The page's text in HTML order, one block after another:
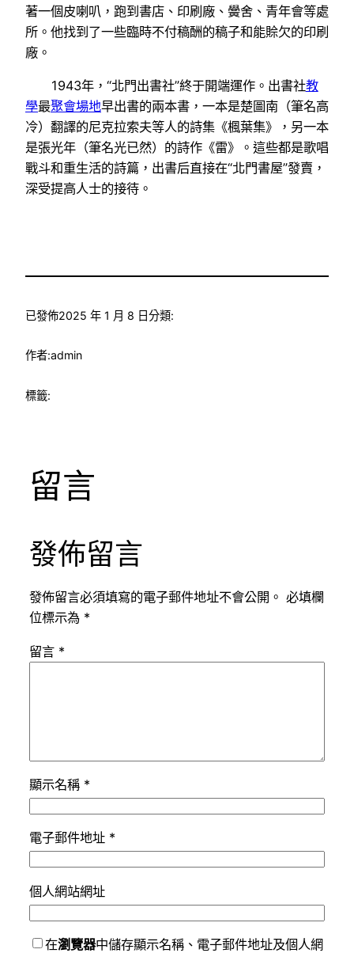
著一個皮喇叭，跑到書店、印刷廠、黌舍、青年會等處
所。他找到了一些臨時不付稿酬的稿子和能賒欠的印刷
廠。
1943年，“北門出書社”終于開端運作。出書社教
學最聚會場地早出書的兩本書，一本是楚圖南（筆名高
冷）翻譯的尼克拉索夫等人的詩集《楓葉集》，另一本
是張光年（筆名光已然）的詩作《雷》。這些都是歌唱
戰斗和重生活的詩篇，出書后直接在“北門書屋”發賣，
深受提高人士的接待。
已發佈2025 年 1 月 8 日分類:
作者:admin
標籤:
留言
發佈留言
發佈留言必須填寫的電子郵件地址不會公開。 必填欄
位標示為 *
留言 *
顯示名稱 *
電子郵件地址 *
個人網站網址
在瀏覽器中儲存顯示名稱、電子郵件地址及個人網